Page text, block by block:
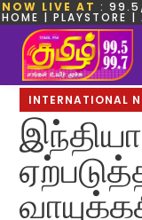
NOW LIVE AT :
HOME | PLAYSTORE |
INTERNATIONAL